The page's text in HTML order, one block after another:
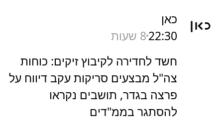
כאן
22:308 שעות
חשד לחדירה לקיבוץ זיקים: כוחות
צה"ל מבצעים סריקות עקב דיווח על
פרצה בגדר, תושבים נקראו
להסתגר בממ"דים